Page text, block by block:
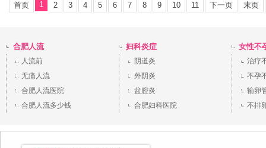
首页 1 2 3 4 5 6 7 8 9 10 11 下一页 末页
合肥人流
人流前
无痛人流
合肥人流医院
合肥人流多少钱
妇科炎症
阴道炎
外阴炎
盆腔炎
合肥妇科医院
女性不
治疗
不孕
输卵
不排